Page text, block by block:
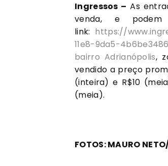
Ingressos – As
venda, e
link: https://
11e8-9da5-
bairro Adrianópolis,
vendido a preço
(inteira) e R$10
(meia).
FOTOS: MAURO